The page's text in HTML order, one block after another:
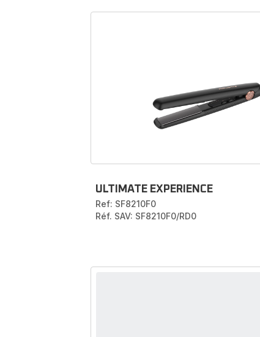
ULTIMATE EXPERIENCE
Ref: SF8210F0
Réf. SAV: SF8210F0/RD0